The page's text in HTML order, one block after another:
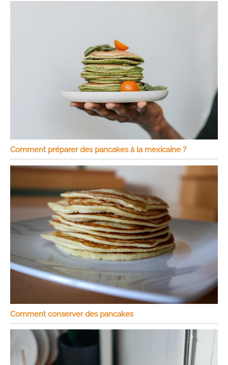
Comment préparer des pancakes à la mexicaine ?
Comment conserver des pancakes